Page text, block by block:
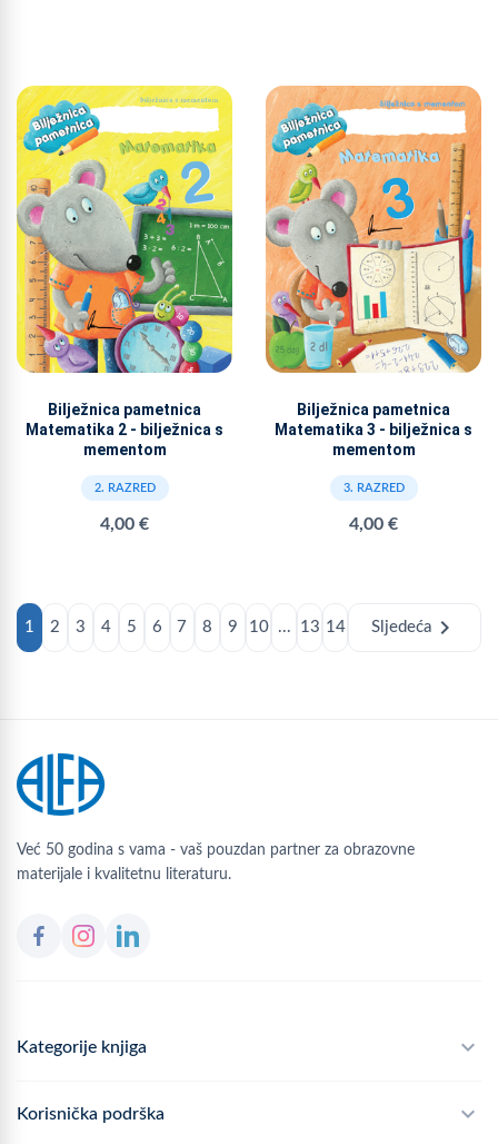
Bilježnica pametnica
Matematika 2 - bilježnica s
mementom
2. RAZRED
4,00 €
Bilježnica pametnica
Matematika 3 - bilježnica s
mementom
3. RAZRED
4,00 €
1 2 3 4 5 6 7 8 9 10 ... 13 14 Sljedećachevron_right
Već 50 godina s vama - vaš pouzdan partner za obrazovne
materijale i kvalitetnu literaturu.
Kategorije knjiga
Školski program
Korisnička podrška